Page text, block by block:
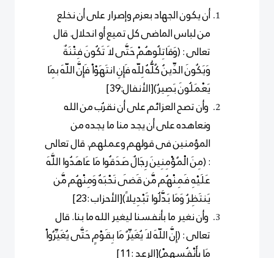
أن يكون الجهاد بعزم وإصرار على أن نخلع
من لباس الماضى كل تميع أو انحلال. قال
تعالى : (وَقَاتِلُوهُمْ حَتَّى لاَ تَكُونَ فِتْنَةٌ
وَيَكُونَ الدِّينُ كُلُّهُ لِلّه فَإِنِ انتَهَوْاْ فَإِنَّ اللّهَ بِمَا
يَعْمَلُونَ بَصِيرٌ)[الأنفال:39]
وأن تصح العزائم على أن نقرُب من الله
ونعاهده على أن يجد منا ما يجده من
المؤمنين فى قولهم وعملهم. قال تعالى
: (مِنَ الْمُؤْمِنِينَ رِجَالٌ صَدَقُوا مَا عَاهَدُوا اللَّهَ
عَلَيْهِ فَمِنْهُم مَّن قَضَى نَحْبَهُ وَمِنْهُم مَّن
يَنتَظِرُ وَمَا بَدَّلُوا تَبْدِيلاً)[الأحزاب :23]
وأن نغير ما بأنفسنا ليغير الله ما بنا. قال
تعالى : (إِنَّ اللّهَ لاَ يُغَيِّرُ مَا بِقَوْمٍ حَتَّى يُغَيِّرُواْ
مَا بِأَنْفُسِهِمْ)[الرعد :11]